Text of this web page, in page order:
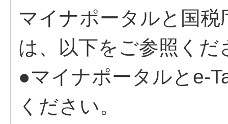
マイナポータルと国
は、以下をご参照くだ
●マイナポータルとe-
ください。